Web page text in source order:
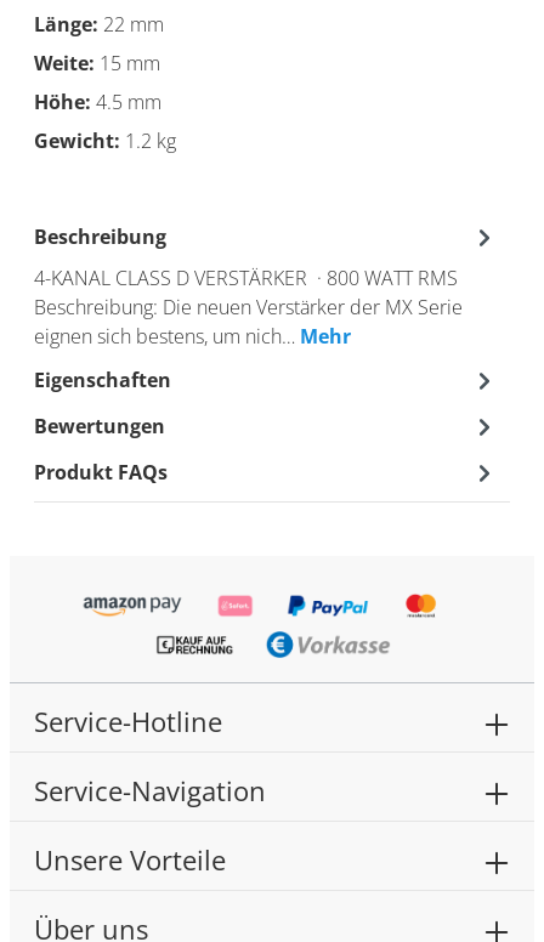
Länge: 22 mm
Weite: 15 mm
Höhe: 4.5 mm
Gewicht: 1.2 kg
Beschreibung
4-KANAL CLASS D VERSTÄRKER · 800 WATT RMS
Beschreibung: Die neuen Verstärker der MX Serie
eignen sich bestens, um nich… Mehr
Eigenschaften
Bewertungen
Produkt FAQs
Service-Hotline
Service-Navigation
Unsere Vorteile
Über uns